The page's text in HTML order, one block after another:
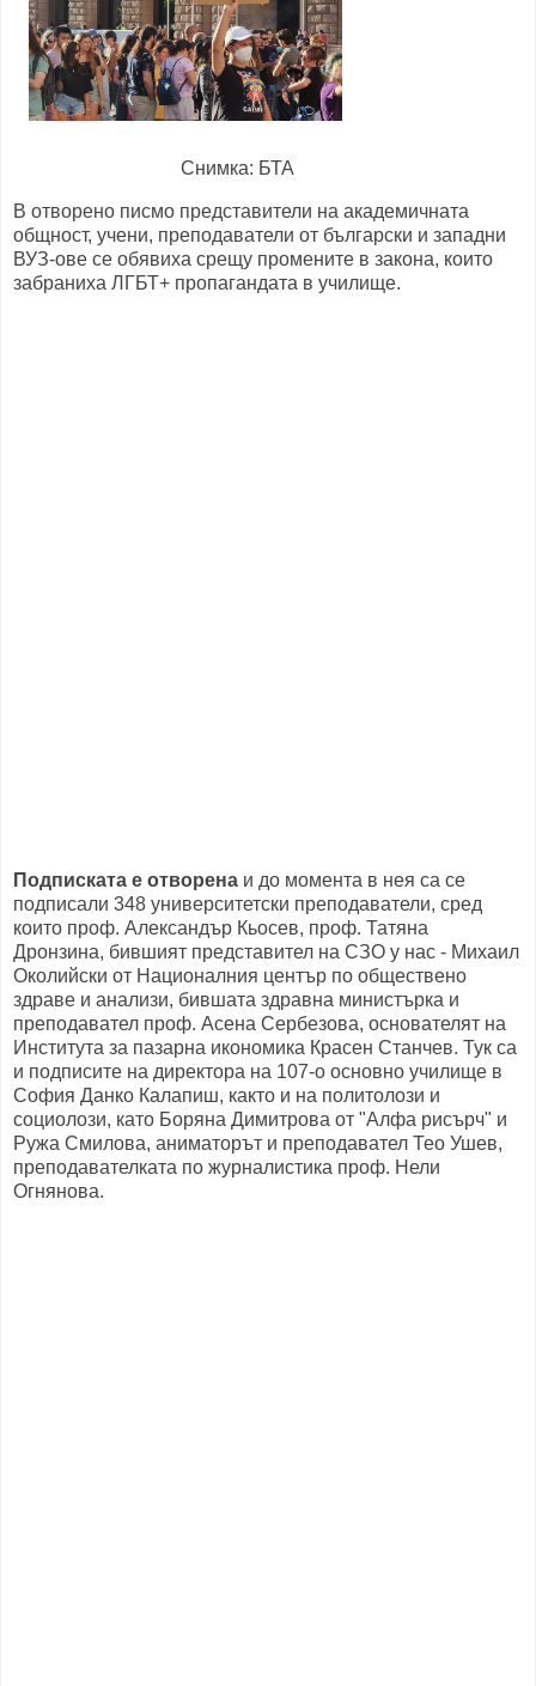
Снимка: БТА
В отворено писмо представители на академичната
общност, учени, преподаватели от български и западни
ВУЗ-ове се обявиха срещу промените в закона, които
забраниха ЛГБТ+ пропагандата в училище.
Подписката е отворена и до момента в нея са се
подписали 348 университетски преподаватели, сред
които проф. Александър Кьосев, проф. Татяна
Дронзина, бившият представител на СЗО у нас - Михаил
Околийски от Националния център по обществено
здраве и анализи, бившата здравна министърка и
преподавател проф. Асена Сербезова, основателят на
Института за пазарна икономика Красен Станчев. Тук са
и подписите на директора на 107-о основно училище в
София Данко Калапиш, както и на политолози и
социолози, като Боряна Димитрова от "Алфа рисърч" и
Ружа Смилова, аниматорът и преподавател Тео Ушев,
преподавателката по журналистика проф. Нели
Огнянова.